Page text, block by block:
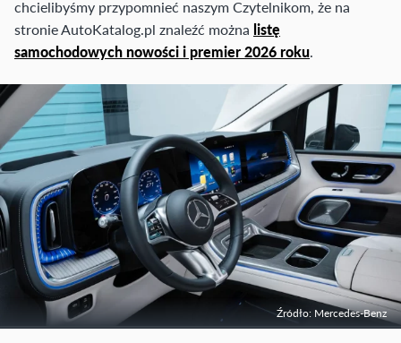
chcielibyśmy przypomnieć naszym Czytelnikom, że na
stronie AutoKatalog.pl znaleźć można listę
samochodowych nowości i premier 2026 roku.
Źródło: Mercedes-Benz